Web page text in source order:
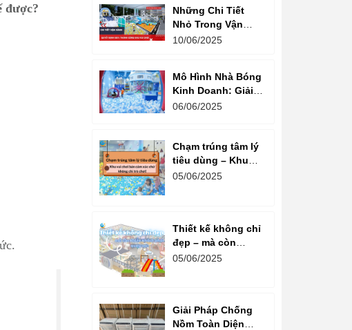
được?
Còn Là Một Lối
Sống Năng Động!
Những Chi Tiết
Nhỏ Trong Vận
Hành Quyết Định
10/06/2025
Mô Hình Nhà Bóng
Kinh Doanh: Giải
Pháp Khởi Nghiệp
06/06/2025
Chạm trúng tâm lý
tiêu dùng – Khu
vui chơi bán cảm
05/06/2025
Thiết kế không chỉ
đẹp – mà còn
khiến khách phải
05/06/2025
Giải Pháp Chống
Nồm Toàn Diện